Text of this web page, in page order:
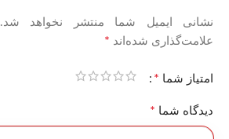
نشانی ایمیل شما منتشر نخواهد شد.
علامت‌گذاری شده‌اند *
امتیاز شما *
دیدگاه شما *